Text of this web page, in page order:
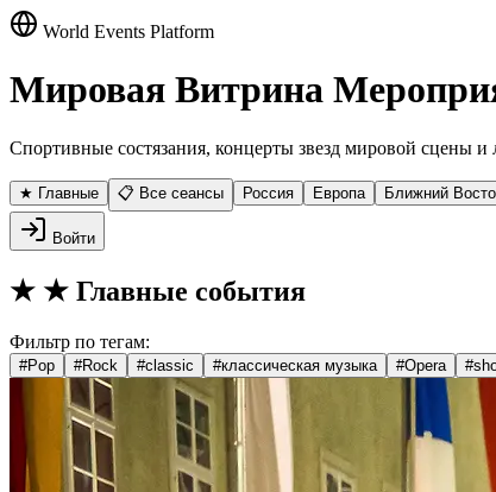
World Events Platform
Мировая Витрина
Спортивные состязания, концерты звезд мировой сцены
★ Главные 📋 Все сеансы Россия Европа Ближний
Войти
★ ★ Главные события
Фильтр по тегам:
#Pop #Rock #classic #классическая музыка #Opera #